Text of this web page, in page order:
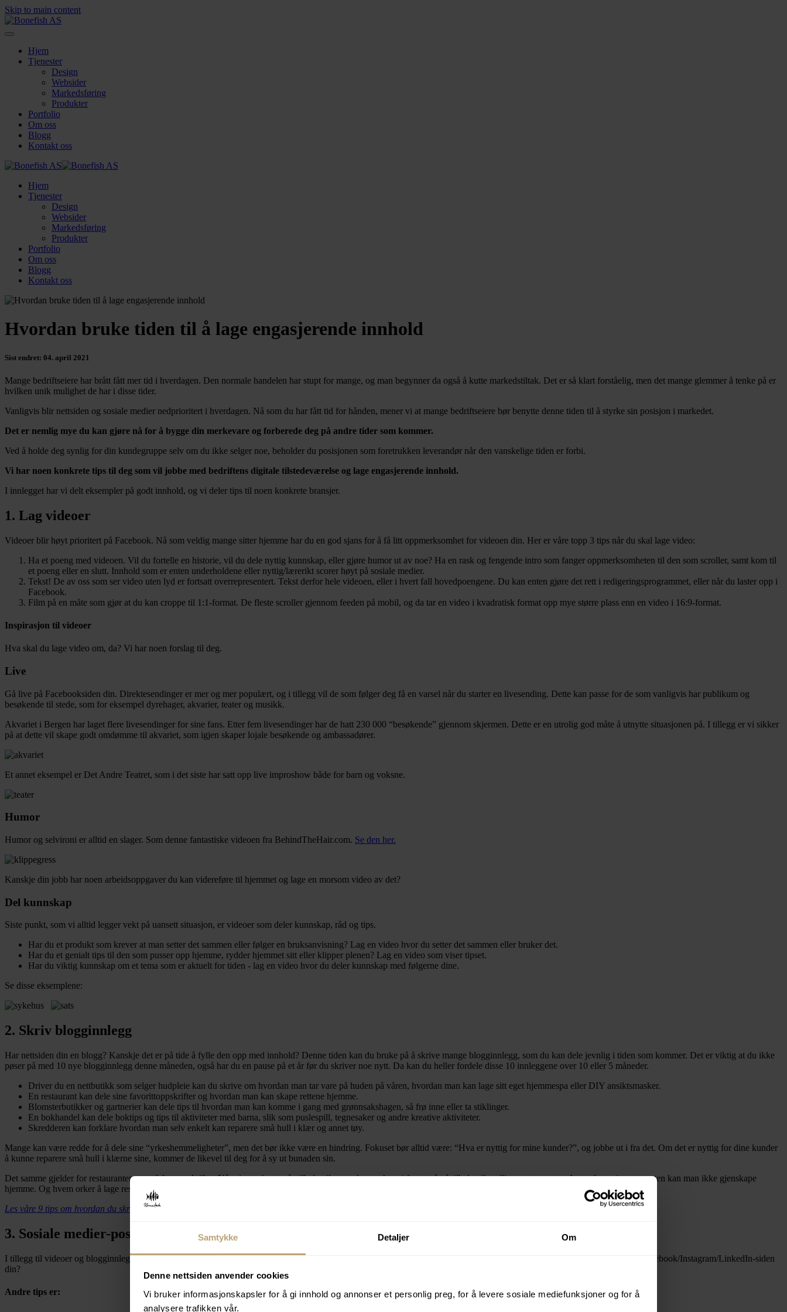
Samtykke Detaljer Om
Denne nettsiden anvender cookies
Vi bruker informasjonskapsler for å gi innhold og annonser et personlig preg, for å levere sosiale mediefunksjoner og for å
analysere trafikken vår.
Skip to main content
Hjem
Tjenester
Design
Websider
Markedsføring
Produkter
Portfolio
Om oss
Blogg
Kontakt oss
Hjem
Tjenester
Design
Websider
Markedsføring
Produkter
Portfolio
Om oss
Blogg
Kontakt oss
Hvordan bruke tiden til å lage engasjerende innhold
Sist endret: 04. april 2021
Mange bedriftseiere har brått fått mer tid i hverdagen. Den normale handelen har stupt for mange, og man begynner da også å kutte markedstiltak. Det er så klart forståelig, men det mange glemmer å tenke på er
hvilken unik mulighet de har i disse tider.
Vanligvis blir nettsiden og sosiale medier nedprioritert i hverdagen. Nå som du har fått tid for hånden, mener vi at mange bedriftseiere bør benytte denne tiden til å styrke sin posisjon i markedet.
Det er nemlig mye du kan gjøre nå for å bygge din merkevare og forberede deg på andre tider som kommer.
Ved å holde deg synlig for din kundegruppe selv om du ikke selger noe, beholder du posisjonen som foretrukken leverandør når den vanskelige tiden er forbi.
Vi har noen konkrete tips til deg som vil jobbe med bedriftens digitale tilstedeværelse og lage engasjerende innhold.
I innlegget har vi delt eksempler på godt innhold, og vi deler tips til noen konkrete bransjer.
1. Lag videoer
Videoer blir høyt prioritert på Facebook. Nå som veldig mange sitter hjemme har du en god sjans for å få litt oppmerksomhet for videoen din. Her er våre topp 3 tips når du skal lage video:
Ha et poeng med videoen. Vil du fortelle en historie, vil du dele nyttig kunnskap, eller gjøre humor ut av noe? Ha en rask og fengende intro som fanger oppmerksomheten til den som scroller, samt kom til
et poeng eller en slutt. Innhold som er enten underholdene eller nyttig/lærerikt scorer høyt på sosiale medier.
Tekst! De av oss som ser video uten lyd er fortsatt overrepresentert. Tekst derfor hele videoen, eller i hvert fall hovedpoengene. Du kan enten gjøre det rett i redigeringsprogrammet, eller når du laster opp i
Facebook.
Film på en måte som gjør at du kan croppe til 1:1-format. De fleste scroller gjennom feeden på mobil, og da tar en video i kvadratisk format opp mye større plass enn en video i 16:9-format.
Inspirasjon til videoer
Hva skal du lage video om, da? Vi har noen forslag til deg.
Live
Gå live på Facebooksiden din. Direktesendinger er mer og mer populært, og i tillegg vil de som følger deg få en varsel når du starter en livesending. Dette kan passe for de som vanligvis har publikum og
besøkende til stede, som for eksempel dyrehager, akvarier, teater og musikk.
Akvariet i Bergen har laget flere livesendinger for sine fans. Etter fem livesendinger har de hatt 230 000 “besøkende” gjennom skjermen. Dette er en utrolig god måte å utnytte situasjonen på. I tillegg er vi sikker
på at dette vil skape godt omdømme til akvariet, som igjen skaper lojale besøkende og ambassadører.
Et annet eksempel er Det Andre Teatret, som i det siste har satt opp live improshow både for barn og voksne.
Humor
Humor og selvironi er alltid en slager. Som denne fantastiske videoen fra BehindTheHair.com. Se den her.
Kanskje din jobb har noen arbeidsoppgaver du kan videreføre til hjemmet og lage en morsom video av det?
Del kunnskap
Siste punkt, som vi alltid legger vekt på uansett situasjon, er videoer som deler kunnskap, råd og tips.
Har du et produkt som krever at man setter det sammen eller følger en bruksanvisning? Lag en video hvor du setter det sammen eller bruker det.
Har du et genialt tips til den som pusser opp hjemme, rydder hjemmet sitt eller klipper plenen? Lag en video som viser tipset.
Har du viktig kunnskap om et tema som er aktuelt for tiden - lag en video hvor du deler kunnskap med følgerne dine.
Se disse eksemplene:
2. Skriv blogginnlegg
Har nettsiden din en blogg? Kanskje det er på tide å fylle den opp med innhold? Denne tiden kan du bruke på å skrive mange blogginnlegg, som du kan dele jevnlig i tiden som kommer. Det er viktig at du ikke
pøser på med 10 nye blogginnlegg denne måneden, også har du en pause på et år før du skriver noe nytt. Da kan du heller fordele disse 10 innleggene over 10 eller 5 måneder.
Driver du en nettbutikk som selger hudpleie kan du skrive om hvordan man tar vare på huden på våren, hvordan man kan lage sitt eget hjemmespa eller DIY ansiktsmasker.
En restaurant kan dele sine favorittoppskrifter og hvordan man kan skape rettene hjemme.
Blomsterbutikker og gartnerier kan dele tips til hvordan man kan komme i gang med grønnsakshagen, så frø inne eller ta stiklinger.
En bokhandel kan dele boktips og tips til aktiviteter med barna, slik som puslespill, tegnesaker og andre kreative aktiviteter.
Skredderen kan forklare hvordan man selv enkelt kan reparere små hull i klær og annet tøy.
Mange kan være redde for å dele sine “yrkeshemmeligheter”, men det bør ikke være en hindring. Fokuset bør alltid være: “Hva er nyttig for mine kunder?”, og jobbe ut i fra det. Om det er nyttig for dine kunder
å kunne reparere små hull i klærne sine, kommer de likevel til deg for å sy ut bunaden sin.
Det samme gjelder for restauranten som deler oppskrifter. Når vi etter hvert går tilbake til normalen ønsker vi fortsatt å gå tilbake til yndlingsrestauranten. Atmosfæren i restauranten kan man ikke gjenskape
hjemme. Og hvem orker å lage restaurantmiddager hjemme så ofte?
Les våre 9 tips om hvordan du skriver god tekst på nett.
3. Sosiale medier-poster
I tillegg til videoer og blogginnlegg, er det flere ting du kan dele på sosiale medier. Nå som påsken nærmer seg, kan det være en idé å lage en påskekrim som utspiller seg på Facebook/Instagram/LinkedIn-siden
din?
Andre tips er: